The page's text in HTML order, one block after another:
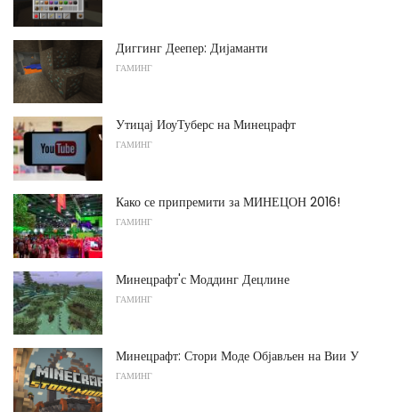
Диггинг Деепер: Дијаманти
ГАМИНГ
Утицај ИоуТуберс на Минецрафт
ГАМИНГ
Како се припремити за МИНЕЦОН 2016!
ГАМИНГ
Минецрафт'с Моддинг Децлине
ГАМИНГ
Минецрафт: Стори Моде Објављен на Вии У
ГАМИНГ